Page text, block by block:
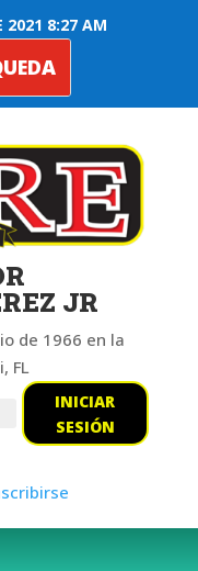
2021 8:27 AM
JR
de 1966 en la
FL
INICIAR
SESIÓN